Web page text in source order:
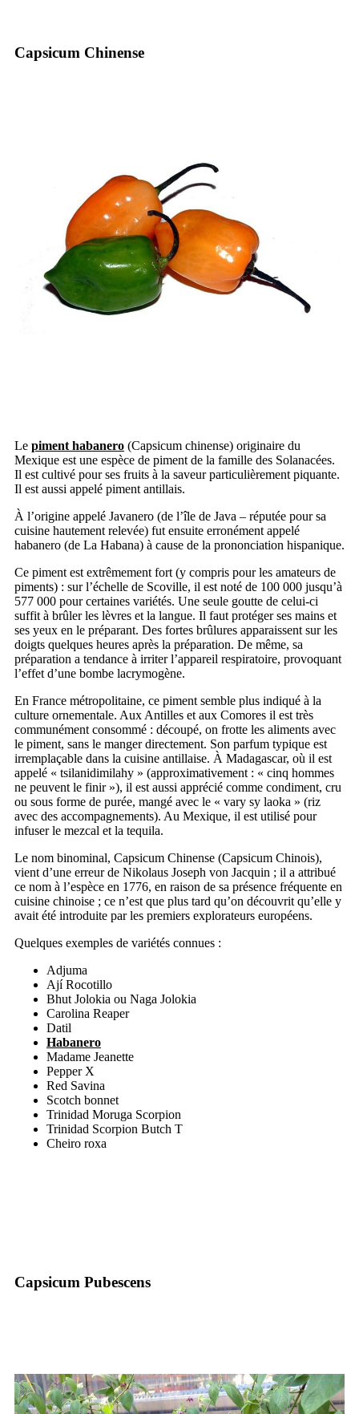
Capsicum Chinense
Le piment habanero (Capsicum chinense) originaire du
Mexique est une espèce de piment de la famille des Solanacées.
Il est cultivé pour ses fruits à la saveur particulièrement piquante.
Il est aussi appelé piment antillais.
À l’origine appelé Javanero (de l’île de Java – réputée pour sa
cuisine hautement relevée) fut ensuite erronément appelé
habanero (de La Habana) à cause de la prononciation hispanique.
Ce piment est extrêmement fort (y compris pour les amateurs de
piments) : sur l’échelle de Scoville, il est noté de 100 000 jusqu’à
577 000 pour certaines variétés. Une seule goutte de celui-ci
suffit à brûler les lèvres et la langue. Il faut protéger ses mains et
ses yeux en le préparant. Des fortes brûlures apparaissent sur les
doigts quelques heures après la préparation. De même, sa
préparation a tendance à irriter l’appareil respiratoire, provoquant
l’effet d’une bombe lacrymogène.
En France métropolitaine, ce piment semble plus indiqué à la
culture ornementale. Aux Antilles et aux Comores il est très
communément consommé : découpé, on frotte les aliments avec
le piment, sans le manger directement. Son parfum typique est
irremplaçable dans la cuisine antillaise. À Madagascar, où il est
appelé « tsilanidimilahy » (approximativement : « cinq hommes
ne peuvent le finir »), il est aussi apprécié comme condiment, cru
ou sous forme de purée, mangé avec le « vary sy laoka » (riz
avec des accompagnements). Au Mexique, il est utilisé pour
infuser le mezcal et la tequila.
Le nom binominal, Capsicum Chinense (Capsicum Chinois),
vient d’une erreur de Nikolaus Joseph von Jacquin ; il a attribué
ce nom à l’espèce en 1776, en raison de sa présence fréquente en
cuisine chinoise ; ce n’est que plus tard qu’on découvrit qu’elle y
avait été introduite par les premiers explorateurs européens.
Quelques exemples de variétés connues :
Adjuma
Ají Rocotillo
Bhut Jolokia ou Naga Jolokia
Carolina Reaper
Datil
Habanero
Madame Jeanette
Pepper X
Red Savina
Scotch bonnet
Trinidad Moruga Scorpion
Trinidad Scorpion Butch T
Cheiro roxa
Capsicum Pubescens